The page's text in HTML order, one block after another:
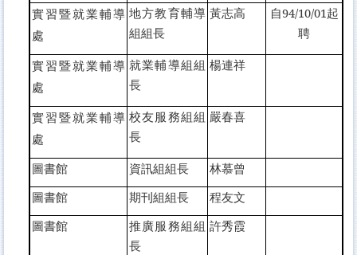
實習暨就業輔導
處
地方教育輔導
組組長
黃志高
自94/10/01起
聘
實習暨就業輔導
處
就業輔導組組
長
楊連祥
實習暨就業輔導
處
校友服務組組
長
嚴春喜
圖書館 資訊組組長
林慕曾
圖書館
期刊組組長
程友文
圖書館
推廣服務組組
長
許秀霞